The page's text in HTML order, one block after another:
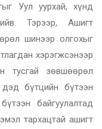
Уул уурхай, хүнд
Тэрээр, Ашигт
шинээр олгохыг
хэрэгжсэнээр
тусгай зөвшөөрөл
бүтцийн бүтээн
байгуулалтад
тархацтай ашигт